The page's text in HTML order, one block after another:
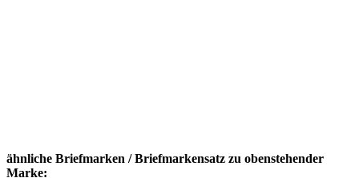
ähnliche Briefmarken / Briefmarkensatz zu obenstehender
Marke: